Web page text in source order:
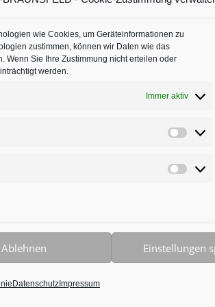
wie Cookies, um Geräteinformationen zu
zustimmen, können wir Daten wie das
Wenn Sie Ihre Zustimmung nicht erteilen oder
werden.
Immer aktiv
Ablehnen Einstellungen
Datenschutz Impressum
• Webdesign byDesignvorsprung